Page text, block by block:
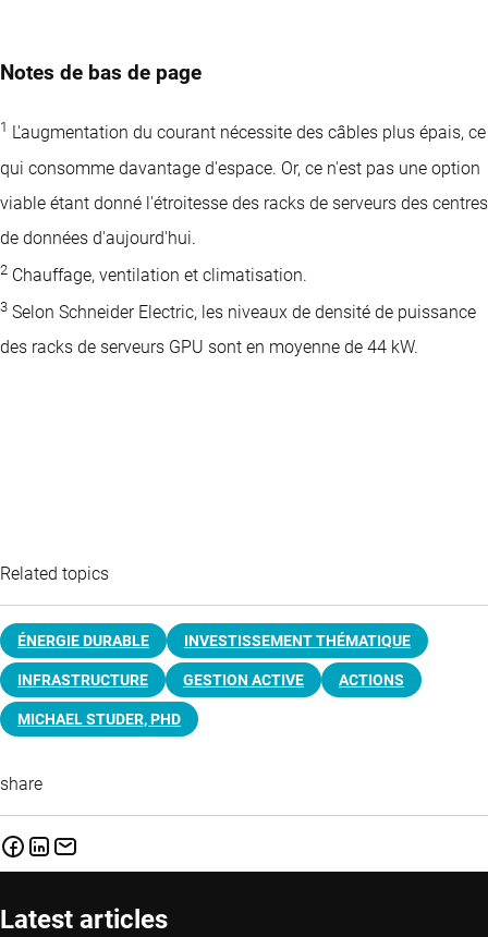
Notes de bas de page
1 L'augmentation du courant nécessite des câbles plus épais, ce
qui consomme davantage d'espace. Or, ce n'est pas une option
viable étant donné l'étroitesse des racks de serveurs des centres
de données d'aujourd'hui.
2 Chauffage, ventilation et climatisation.
3 Selon Schneider Electric, les niveaux de densité de puissance
des racks de serveurs GPU sont en moyenne de 44 kW.
Related topics
ÉNERGIE DURABLE INVESTISSEMENT THÉMATIQUE
INFRASTRUCTURE GESTION ACTIVE ACTIONS
MICHAEL STUDER, PHD
share
Latest articles